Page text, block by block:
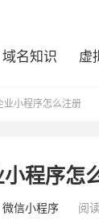
域名知识 虚
业小程序怎么注册
程序怎
微信小程序 阅